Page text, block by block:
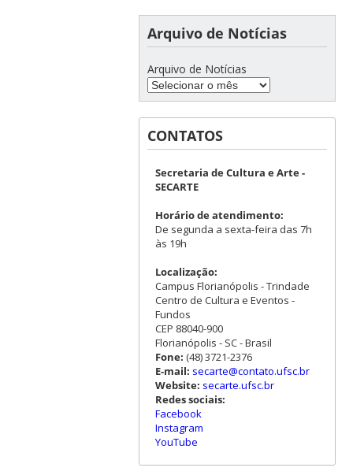
Arquivo de Notícias
Arquivo de Notícias
CONTATOS
Secretaria de Cultura e Arte -
SECARTE
Horário de atendimento:
De segunda a sexta-feira das 7h
às 19h
Localização:
Campus Florianópolis - Trindade
Centro de Cultura e Eventos -
Fundos
CEP 88040-900
Florianópolis - SC - Brasil
Fone: (48) 3721-2376
E-mail: secarte@contato.ufsc.br
Website: secarte.ufsc.br
Redes sociais:
Facebook
Instagram
YouTube